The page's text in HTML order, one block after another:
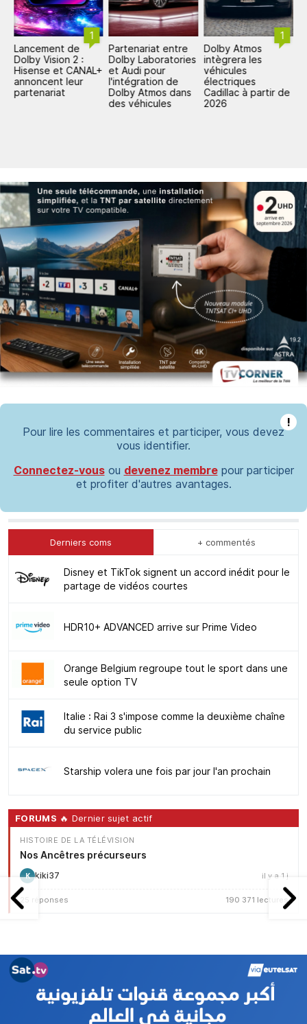
1
Lancement de
Dolby Vision 2 :
Hisense et CANAL+
annoncent leur
partenariat
Partenariat entre
Dolby Laboratories
et Audi pour
l'intégration de
Dolby Atmos dans
des véhicules
1
Dolby Atmos
intègrera les
véhicules
électriques
Cadillac à partir de
2026
!
Pour lire les commentaires et participer, vous devez
vous identifier.
Connectez-vousou devenez membrepour participer
et profiter d'autres avantages.
Derniers coms + commentés
Disney et TikTok signent un accord inédit pour le
partage de vidéos courtes
HDR10+ ADVANCED arrive sur Prime Video
Orange Belgium regroupe tout le sport dans une
seule option TV
Italie : Rai 3 s'impose comme la deuxième chaîne
du service public
Starship volera une fois par jour l'an prochain
FORUMS 🔥 Dernier sujet actif
HISTOIRE DE LA TÉLÉVISION
Nos Ancêtres précurseurs
K kiki37 il y a 1 j
25 réponses 190 371 lectures